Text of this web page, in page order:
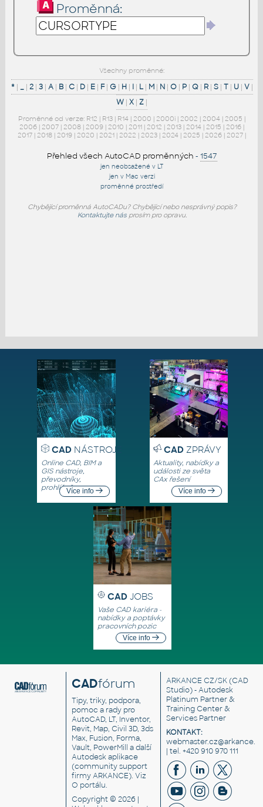
Proměnná:
Všechny proměnné:
*| _| 2| 3| A| B| C| D| E| F| G| H | I| L| M| N| O| P| Q| R| S| T| U| V|
W | X | Z |
Proměnné od verze: R12 | R13 | R14 | 2000 | 2000i | 2002 | 2004 | 2005 |
2006 | 2007 | 2008 | 2009 | 2010 | 2011 | 2012 | 2013 | 2014 | 2015 | 2016 |
2017 | 2018 | 2019 | 2020 | 2021 | 2022 | 2023 | 2024 | 2025 | 2026 | 2027 |
Přehled všech AutoCAD proměnných - 1547
jen neobsažené v LT
jen v Mac verzi
proměnné prostředí
Chybějící proměnná AutoCADu? Chybějící nebo nesprávný popis?
Kontaktujte násprosím pro opravu.
CADNÁSTROJE
Online CAD, BIM a
GIS nástroje,
převodníky,
prohlížečeVíce info
CADZPRÁVY
Aktuality, nabídky a
události ze světa
CAx řešení
Více info
CAD JOBS
Vaše CAD kariéra -
nabídky a poptávky
pracovních pozic
Více info
CADfórum
Tipy, triky, podpora,
pomoc a rady pro
AutoCAD, LT, Inventor,
Revit, Map, Civil 3D, 3ds
Max, Fusion, Forma,
Vault, PowerMill a další
Autodesk aplikace
(community support
firmy ARKANCE). Viz
O portálu.
Copyright © 2026 |
ARKANCE CZ/SK(CAD
Studio) - Autodesk
Platinum Partner &
Training Center &
Services Partner
KONTAKT:
| tel. +420 910 970 111